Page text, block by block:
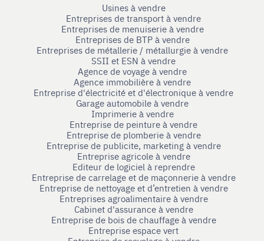
Usines à vendre
Entreprises de transport à vendre
Entreprises de menuiserie à vendre
Entreprises de BTP à vendre
Entreprises de métallerie / métallurgie à vendre
SSII et ESN à vendre
Agence de voyage à vendre
Agence immobilière à vendre
Entreprise d'électricité et d'électronique à vendre
Garage automobile à vendre
Imprimerie à vendre
Entreprise de peinture à vendre
Entreprise de plomberie à vendre
Entreprise de publicite, marketing à vendre
Entreprise agricole à vendre
Editeur de logiciel à reprendre
Entreprise de carrelage et de maçonnerie à vendre
Entreprise de nettoyage et d’entretien à vendre
Entreprises agroalimentaire à vendre
Cabinet d'assurance à vendre
Entreprise de bois de chauffage à vendre
Entreprise espace vert